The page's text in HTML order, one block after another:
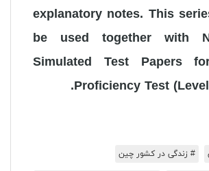
explanatory notes. This
be used together with
Simulated Test Papers
Proficiency Test
# زندگی در کشور چین